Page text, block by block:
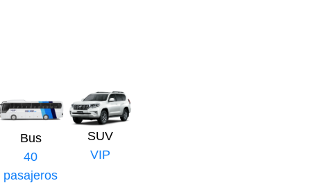
Bus
40
pasajeros
SUV
VIP